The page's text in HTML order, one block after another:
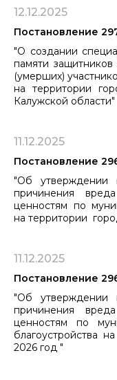
12.12.2025
Постановление
"О создании
памяти
(умерших)
на территории
Калужской области"
11.12.2025
Постановление
"Об утверждении
причинения
ценностям по
на территории
11.12.2025
Постановление
"Об утверждении
причинения
ценностям по
благоустройства
2026 год "